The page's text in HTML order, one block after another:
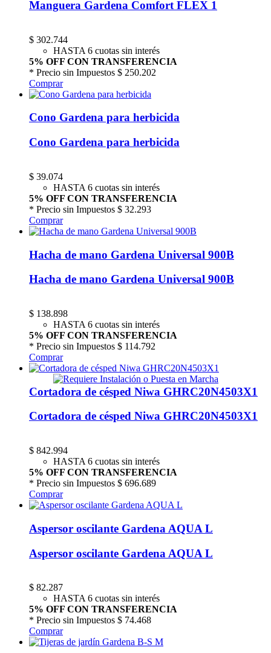
Manguera Gardena Comfort FLEX 1
$ 302.744
HASTA 6 cuotas sin interés
5% OFF CON TRANSFERENCIA
* Precio sin Impuestos $ 250.202
Comprar
Cono Gardena para herbicida
Cono Gardena para herbicida
$ 39.074
HASTA 6 cuotas sin interés
5% OFF CON TRANSFERENCIA
* Precio sin Impuestos $ 32.293
Comprar
Hacha de mano Gardena Universal 900B
Hacha de mano Gardena Universal 900B
$ 138.898
HASTA 6 cuotas sin interés
5% OFF CON TRANSFERENCIA
* Precio sin Impuestos $ 114.792
Comprar
Cortadora de césped Niwa GHRC20N4503X1
Cortadora de césped Niwa GHRC20N4503X1
$ 842.994
HASTA 6 cuotas sin interés
5% OFF CON TRANSFERENCIA
* Precio sin Impuestos $ 696.689
Comprar
Aspersor oscilante Gardena AQUA L
Aspersor oscilante Gardena AQUA L
$ 82.287
HASTA 6 cuotas sin interés
5% OFF CON TRANSFERENCIA
* Precio sin Impuestos $ 74.468
Comprar